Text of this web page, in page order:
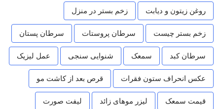
روغن زیتون و دیابت زخم بستر در منزل
زخم بستر چیست سرطان پروستات سرطان پستان
سرطان کبد سمعک شنوایی سنجی عمل لیزیک
عکس انحراف ستون فقرات قرص بعد از کاشت مو
قیمت سمعک لیزر موهای زائد لیفت صورت